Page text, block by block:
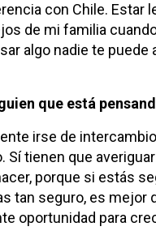
con Chile. Estar
de mi familia
algo nadie te
que está
irse de
Sí tienen que
porque si estás
tan seguro, es
oportunidad para